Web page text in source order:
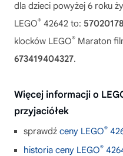
dla dzieci powyżej 6 roku
LEGO® 42642 to:
klocków LEGO® Maraton
673419404327.
Więcej informacji o
przyjaciółek
sprawdź ceny LEGO®
historia ceny LEGO®